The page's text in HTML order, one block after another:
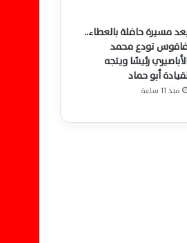
مسيرة حافلة بالعطاء..
تودع محمد
رئيسًا ويتجه
أبو حماد
منذ 11 ساعة